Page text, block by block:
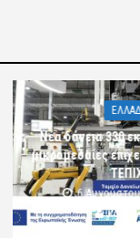
Νέα δάνεια 330
μικρομεσαίες
ΤΕΠΙΧ
6